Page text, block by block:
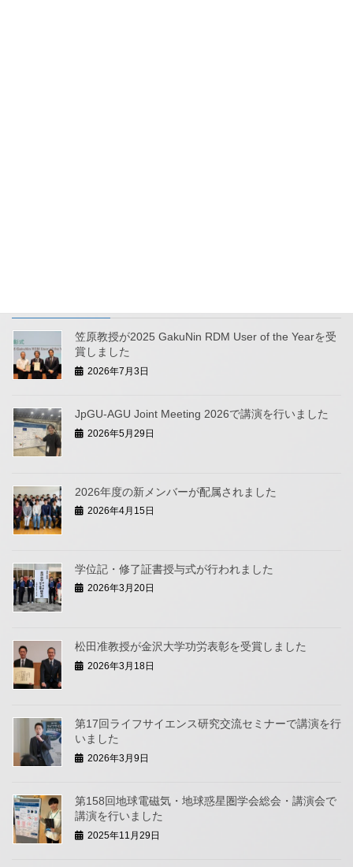
笠原教授が2025 GakuNin RDM User of the Yearを受
賞しました
2026年7月3日
JpGU-AGU Joint Meeting 2026で講演を行いました
2026年5月29日
2026年度の新メンバーが配属されました
2026年4月15日
学位記・修了証書授与式が行われました
2026年3月20日
松田准教授が金沢大学功労表彰を受賞しました
2026年3月18日
第17回ライフサイエンス研究交流セミナーで講演を行
いました
2026年3月9日
第158回地球電磁気・地球惑星圏学会総会・講演会で
講演を行いました
2025年11月29日